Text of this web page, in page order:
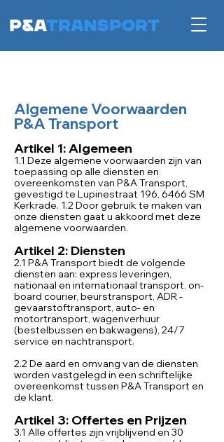
Algemene Voorwaarden
P&A Transport
Artikel 1: Algemeen
1.1 Deze algemene voorwaarden zijn van
toepassing op alle diensten en
overeenkomsten van P&A Transport,
gevestigd te Lupinestraat 196, 6466 SM
Kerkrade. 1.2 Door gebruik te maken van
onze diensten gaat u akkoord met deze
algemene voorwaarden.
Artikel 2: Diensten
2.1 P&A Transport biedt de volgende
diensten aan: express leveringen,
nationaal en internationaal transport, on-
board courier, beurstransport, ADR -
gevaarstoftransport, auto- en
motortransport, wagenverhuur
(bestelbussen en bakwagens), 24/7
service en nachtransport.
2.2 De aard en omvang van de diensten
worden vastgelegd in een schriftelijke
overeenkomst tussen P&A Transport en
de klant.
Artikel 3: Offertes en Prijzen
3.1 Alle offertes zijn vrijblijvend en 30